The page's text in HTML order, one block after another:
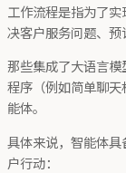
工作流程是指为了
决客户服务问题、预
那些集成了大语言
程序（例如简单聊
能体。
具体来说，智能体
户行动：